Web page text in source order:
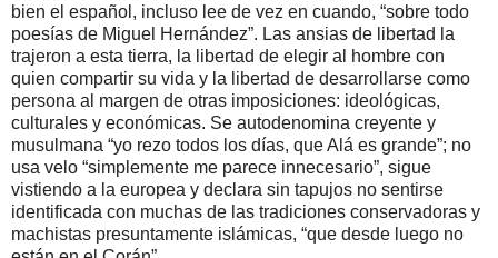
bien el español, incluso lee de vez en cuando, “sobre todo
poesías de Miguel Hernández”. Las ansias de libertad la
trajeron a esta tierra, la libertad de elegir al hombre con
quien compartir su vida y la libertad de desarrollarse como
persona al margen de otras imposiciones: ideológicas,
culturales y económicas. Se autodenomina creyente y
musulmana “yo rezo todos los días, que Alá es grande”; no
usa velo “simplemente me parece innecesario”, sigue
vistiendo a la europea y declara sin tapujos no sentirse
identificada con muchas de las tradiciones conservadoras y
machistas presuntamente islámicas, “que desde luego no